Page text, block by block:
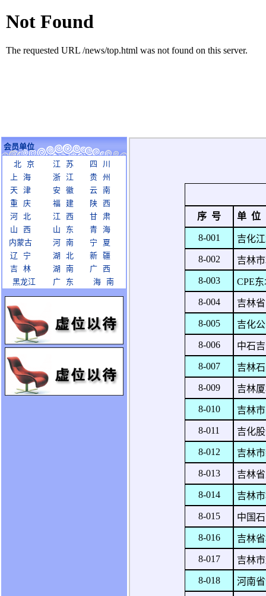
会员单位
北 京
江 苏
四 川
上 海
浙 江
贵 州
天 津
安 徽
云 南
重 庆
福 建
陕 西
河 北
江 西
甘 肃
山 西
山 东
青 海
内蒙古
河 南
宁 夏
辽 宁
湖 北
新 疆
吉 林
湖 南
广 西
黑龙江
广 东 海 南
序 号 单 位
8-001
吉化
8-002
吉林
8-003
CPE
8-004
吉林
8-005
吉化
8-006
中石
8-007
吉林
8-009
吉林
8-010
吉林
8-011
吉化
8-012
吉林
8-013
吉林
8-014
吉林
8-015
中国
8-016
吉林
8-017
吉林
8-018
河南